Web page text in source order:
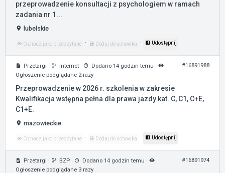
przeprowadzenie konsultacji z psychologiem w ramach
zadania nr 1...
lubelskie
Oznacz jako przeczytane · Dodaj do schowka · Udostępnij
Przetargi · internet · Dodano 14 godzin temu ·
Ogłoszenie podglądane 2 razy
#16891988
Przeprowadzenie w 2026 r. szkolenia w zakresie
Kwalifikacja wstępna pełna dla prawa jazdy kat. C, C1, C+E,
C1+E.
mazowieckie
Oznacz jako przeczytane · Dodaj do schowka · Udostępnij
Przetargi · BZP · Dodano 14 godzin temu ·
Ogłoszenie podglądane 3 razy
#16891974